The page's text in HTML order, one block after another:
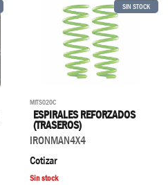
SIN STOCK
MITS020C
ESPIRALES REFORZADOS
(TRASEROS)
IRONMAN4X4
Cotizar
Sin stock